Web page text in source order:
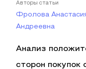
Авторы статьи
Фролова
Андреевна
Анализ
сторон